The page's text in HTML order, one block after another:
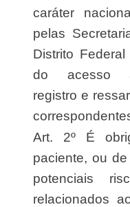
caráter
pelas
Distrito
do acesso
registro e
Art. 2º É obrigatória a cientificação do
paciente, ou
potenciais
relacionados